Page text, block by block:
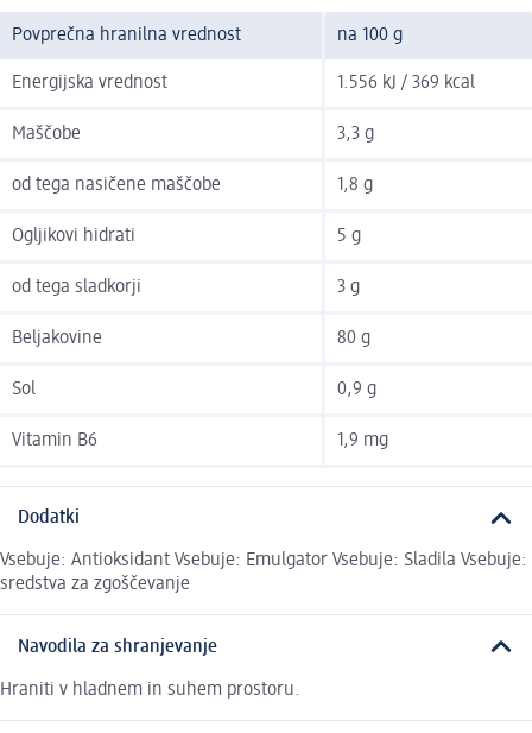
Povprečna hranilna vrednost na 100 g
Energijska vrednost 1.556 kJ / 369 kcal
Maščobe 3,3 g
od tega nasičene maščobe 1,8 g
Ogljikovi hidrati 5 g
od tega sladkorji 3 g
Beljakovine 80 g
Sol 0,9 g
Vitamin B6 1,9 mg
Dodatki
Vsebuje: Antioksidant Vsebuje: Emulgator Vsebuje: Sladila Vsebuje:
sredstva za zgoščevanje
Navodila za shranjevanje
Hraniti v hladnem in suhem prostoru.